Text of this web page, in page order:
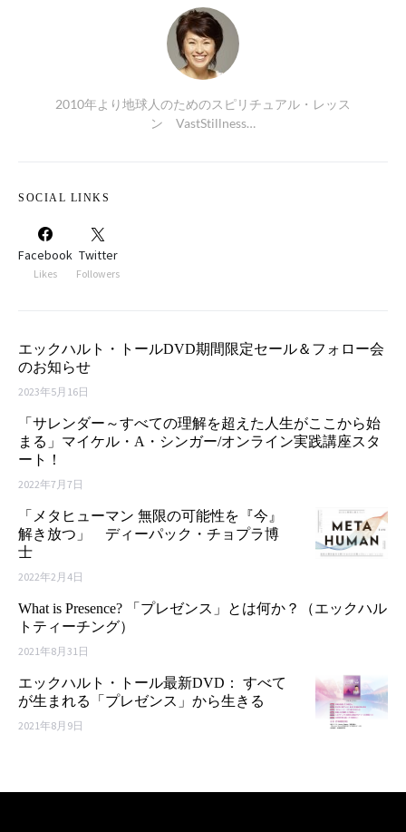
2010年より地球人のためのスピリチュアル・レッス
ン VastStillness…
SOCIAL LINKS
Facebook
Likes
Twitter
Followers
エックハルト・トールDVD期間限定セール＆フォロー会
のお知らせ
2023年5月16日
「サレンダー～すべての理解を超えた人生がここから始
まる」マイケル・A・シンガー/オンライン実践講座スタ
ート！
2022年7月7日
「メタヒューマン 無限の可能性を『今』
解き放つ」 ディーパック・チョプラ博
士
2022年2月4日
What is Presence? 「プレゼンス」とは何か？（エックハル
トティーチング）
2021年8月31日
エックハルト・トール最新DVD： すべて
が生まれる「プレゼンス」から生きる
2021年8月9日